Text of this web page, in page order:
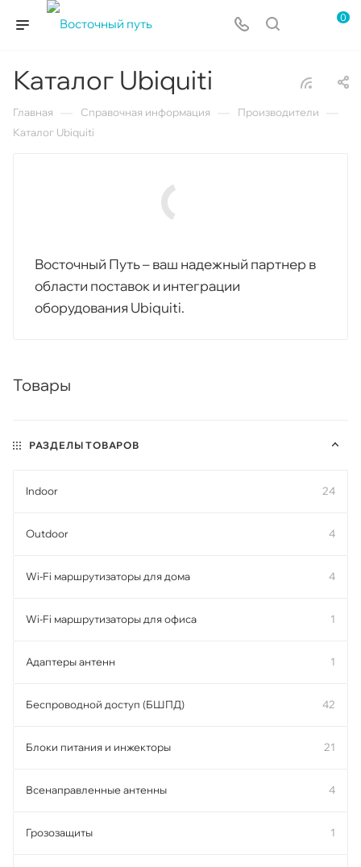
0
Каталог Ubiquiti
Главная Справочная информация Производители
Каталог Ubiquiti
Восточный Путь – ваш надежный партнер в
области поставок и интеграции
оборудования Ubiquiti.
Товары
РАЗДЕЛЫ ТОВАРОВ
Indoor 24
Outdoor 4
Wi-Fi маршрутизаторы для дома 4
Wi-Fi маршрутизаторы для офиса 1
Адаптеры антенн 1
Беспроводной доступ (БШПД) 42
Блоки питания и инжекторы 21
Всенаправленные антенны 4
Грозозащиты 1